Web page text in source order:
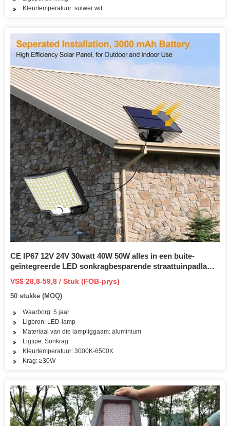
Kleurtemperatuur: suiwer wit
CE IP67 12V 24V 30watt 40W 50W alles in een buite-
geïntegreerde LED sonkragbesparende straattuinpadlamp
met paneel en litiumbattery
VS$ 28,8-59,8 / Stuk (FOB-prys)
50 stukke (MOQ)
Waarborg: 5 jaar
Ligbron: LED-lamp
Materiaal van die lampliggaam: aluminium
Ligtipe: Sonkrag
Kleurtemperatuur: 3000K-6500K
Krag: ≥30W